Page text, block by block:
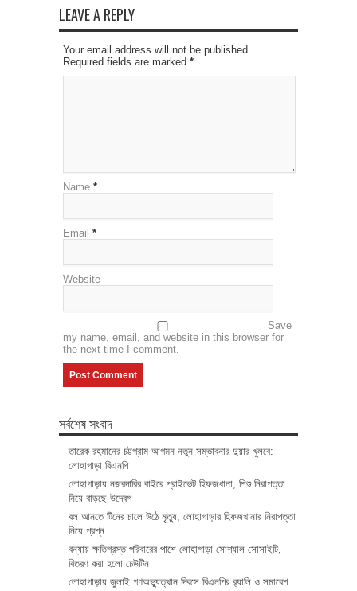
LEAVE A REPLY
Your email address will not be published.
Required fields are marked *
Name *
Email *
Website
Save
my name, email, and website in this browser for
the next time I comment.
সর্বশেষ সংবাদ
তারেক রহমানের চট্টগ্রাম আগমন নতুন সম্ভাবনার দুয়ার খুলবে:
লোহাগাড়া বিএনপি
লোহাগাড়ায় নজরদারির বাইরে প্রাইভেট হিফজখানা, শিশু নিরাপত্তা
নিয়ে বাড়ছে উদ্বেগ
বল আনতে টিনের চালে উঠে মৃত্যু, লোহাগাড়ার হিফজখানার নিরাপত্তা
নিয়ে প্রশ্ন
বন্যায় ক্ষতিগ্রস্ত পরিবারের পাশে লোহাগাড়া সোশ্যাল সোসাইটি,
বিতরণ করা হলো ঢেউটিন
লোহাগাড়ায় জুলাই গণঅভ্যুত্থান দিবসে বিএনপির র‌্যালি ও সমাবেশ